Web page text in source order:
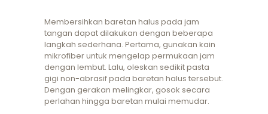
Membersihkan baretan halus pada jam
tangan dapat dilakukan dengan beberapa
langkah sederhana. Pertama, gunakan kain
mikrofiber untuk mengelap permukaan jam
dengan lembut. Lalu, oleskan sedikit pasta
gigi non-abrasif pada baretan halus tersebut.
Dengan gerakan melingkar, gosok secara
perlahan hingga baretan mulai memudar.